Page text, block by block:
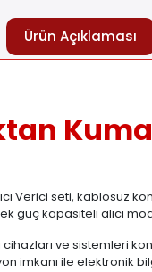
Ürün Açıklaması
Verici seti,
güç kapasiteli alıcı
cihazları ve
imkanı ile elektronik